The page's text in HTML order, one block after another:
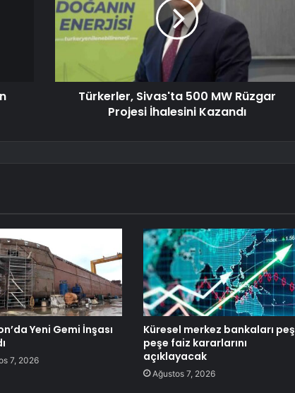
Türkerler, Sivas'ta 500 MW Rüzgar
Projesi İhalesini Kazandı
Yeni Gemi İnşası
7, 2026
Küresel merkez bankaları peş
peşe faiz kararlarını
açıklayacak
Ağustos 7, 2026